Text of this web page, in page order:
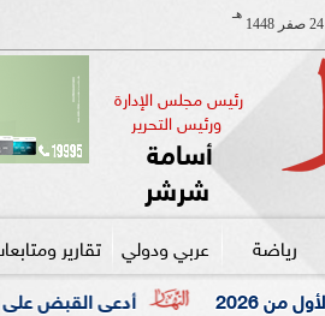
24 صفر 1448
هـ
رئيس مجلس الإدارة
ورئيس التحرير
أسامة
شرشر
رياضة عربي ودولي تقارير
أدعى القبض على شقيقه دون وجه حق..